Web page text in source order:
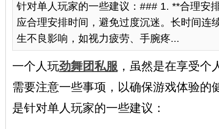
针对单人玩家的一些建议：### 1. **合理安
应合理安排时间，避免过度沉迷。长时间连
生不良影响，如视力疲劳、手腕疼...
一个人玩劲舞团私服 ，虽然是在享受个
需要注意一些事项，以确保游戏体验的
是针对单人玩家的一些建议：